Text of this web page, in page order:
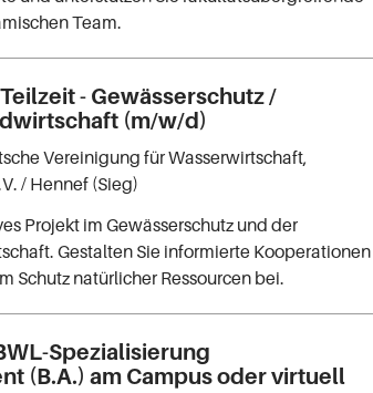
Team.
- Gewässerschutz /
(m/w/d)
Vereinigung für Wasserwirtschaft,
/ Hennef (Sieg)
Projekt im Gewässerschutz und der
Gestalten Sie informierte Kooperationen
Schutz natürlicher Ressourcen bei.
Spezialisierung
(B.A.) am Campus oder virtuell